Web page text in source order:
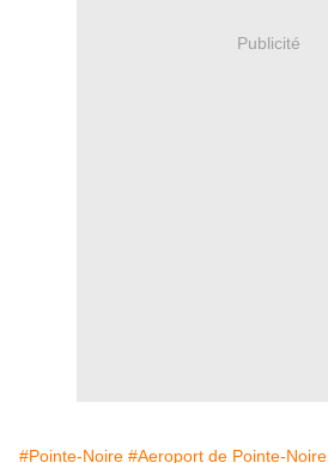
Publicité
#Pointe-Noire #Aeroport de Pointe-Noire